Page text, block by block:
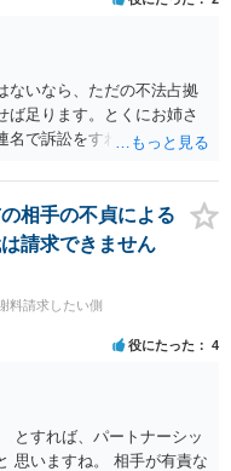
ないなら、ただの不法占拠
ば足ります。とくにお姉さ
名で訴訟をすればいいだけ
相手の不貞による
請求できません
料請求したい側
役にたった 4
とすれば、パートナーシッ
思いますね。 相手が有責な